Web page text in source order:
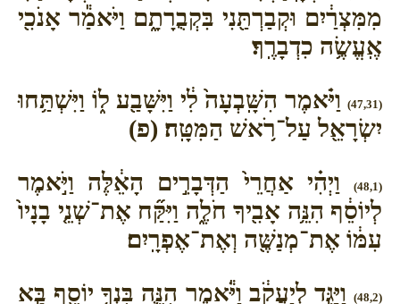
מִמִּצְרַ֔יִם וּקְבַרְתַּ֖נִי בִּקְבֻרָתָ֑ם וַיֹּאמַ֕ר אָנֹכִ֖י
אֶֽעֱשֶׂ֥ה כִדְבָרֶֽךָ׃
(47,31)
וַיֹּ֗אמֶר הִשָּֽׁבְעָה֙ לִ֔י וַיִּשָּׁבַ֖ע ל֑וֹ וַיִּשְׁתַּ֥חוּ
יִשְׂרָאֵ֖ל עַל־רֹ֥אשׁ הַמִּטָּֽה׃ (פ)
(48,1)
וַיְהִ֗י אַחֲרֵי֙ הַדְּבָרִ֣ים הָאֵ֔לֶּה וַיֹּ֣אמֶר
לְיוֹסֵ֔ף הִנֵּ֥ה אָבִ֖יךָ חֹלֶ֑ה וַיִּקַּ֞ח אֶת־שְׁנֵ֤י בָנָיו֙
עִמּ֔וֹ אֶת־מְנַשֶּׁ֖ה וְאֶת־אֶפְרָֽיִם׃
(48,2)
וַיַּגֵּ֣ד לְיַעֲקֹ֔ב וַיֹּ֕אמֶר הִנֵּ֛ה בִּנְךָ֥ יוֹסֵ֖ף בָּ֣א